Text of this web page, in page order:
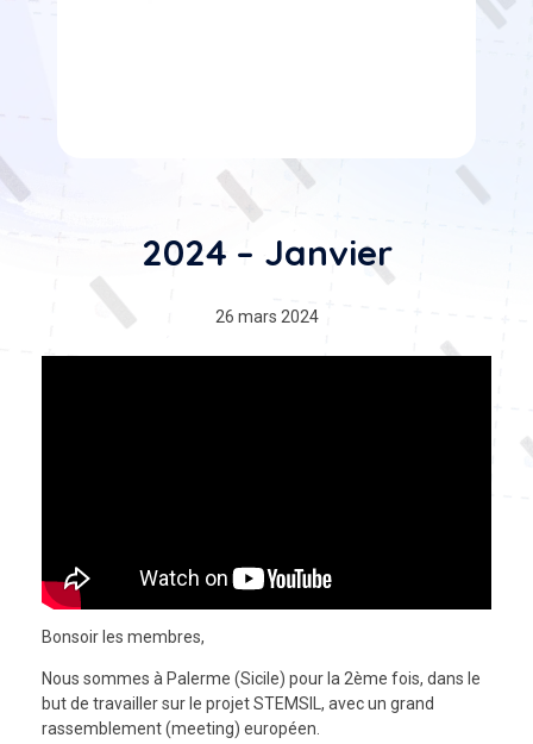
2024 – Janvier
26 mars 2024
Bonsoir les membres,
Nous sommes à Palerme (Sicile) pour la 2ème fois, dans le
but de travailler sur le projet STEMSIL, avec un grand
rassemblement (meeting) européen.